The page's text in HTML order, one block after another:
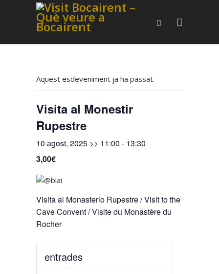
Aquest esdeveniment ja ha passat.
Visita al Monestir
Rupestre
10 agost, 2025 >> 11:00 - 13:30
3,00€
Visita al Monasterio Rupestre / Visit to the
Cave Convent / Visite du Monastère du
Rocher
entrades